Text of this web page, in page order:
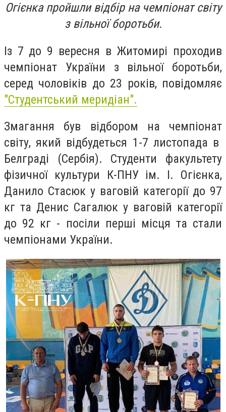
Огієнка пройшли відбір на чемпіонат світу
з вільної боротьби.
Із 7 до 9 вересня в Житомирі проходив
чемпіонат України з вільної боротьби,
серед чоловіків до 23 років, повідомляє
"Студентський меридіан".
Змагання був відбором на чемпіонат
світу, який відбудеться 1-7 листопада в
Белграді (Сербія). Студенти факультету
фізичної культури К-ПНУ ім. І. Огієнка,
Данило Стасюк у ваговій категорії до 97
кг та Денис Сагалюк у ваговій категорії
до 92 кг - посіли перші місця та стали
чемпіонами України.